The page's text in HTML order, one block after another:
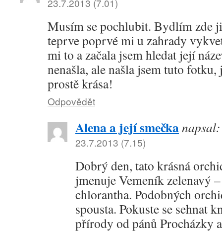
23.7.2013 (7.01)
Musím se pochlubit. Bydlím zde
teprve poprvé mi u zahrady
mi to a začala jsem hledat její
nenašla, ale našla jsem tuto fotku,
prostě krása!
Odpovědět
Alena a její smečkanapsal:
23.7.2013 (7.15)
Dobrý den, tato krásná
jmenuje Vemeník zelenavý
chlorantha. Podobných
spousta. Pokuste se sehnat
přírody od pánů Procházky